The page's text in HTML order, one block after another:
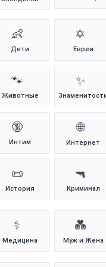
👶
Дети
✡️
Евреи
🐾
Животные
✨
🔞
Интим
🌐
Интернет
📜
История
🔫
Криминал
⚕️
Медицина
💑
Муж и Жена